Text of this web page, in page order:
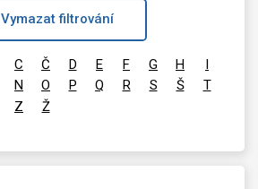
Vymazat filtrování
C Č D E F G H
I
N O P Q R S Š
T
Z Ž